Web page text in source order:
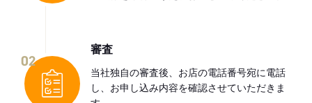
02
審査
当社独自の審査後、お店の電話番号宛に電話
し、お申し込み内容を確認させていただきま